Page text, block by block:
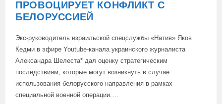
ПРОВОЦИРУЕТ КОНФЛИКТ С
БЕЛОРУССИЕЙ
Экс-руководитель израильской спецслужбы «Натив» Яков
Кедми в эфире Youtube-канала украинского журналиста
Александра Шелеста* дал оценку стратегическим
последствиям, которые могут возникнуть в случае
использования белорусского направления в рамках
специальной военной операции.…